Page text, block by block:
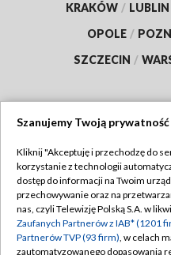
KRAKÓW / LUBLIN
OPOLE /
SZCZECIN /
Abonament TVP
Emisja w TVP
Centrum informacji TVP
Szanujemy Twoją prywatność
Kliknij "Akceptuję i przechodzę do
korzystanie z technologii
dostęp do informacji na Twoim
przechowywanie oraz na
nas, czyli Telewizję Polską S.A. w
Zaufanych Partnerów z IAB* (1201
Partnerów TVP (93 firm), w celach
zautomatyzowanego dopasowania